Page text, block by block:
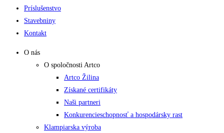
Príslušenstvo
Stavebniny
Kontakt
O nás
O spoločnosti Artco
Artco Žilina
Získané certifikáty
Naši partneri
Konkurencieschopnosť a hospodársky rast
Klampiarska výroba